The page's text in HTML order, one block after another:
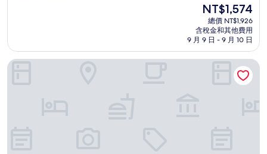
太
棒
現
在
價
格
為
NT$1,574
NT$1,574
總價 NT$1,926
含稅金和其他費用
9 月 9 日 - 9 月 10 日
巴里 Patra 度假村及別墅